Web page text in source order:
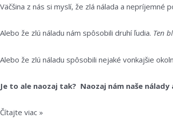
Väčšina z nás si myslí, že zlá nálada a nepríjemné
Alebo že zlú náladu nám spôsobili druhí ľudia. Ten
Alebo že zlú náladu spôsobili nejaké vonkajšie
Je to ale naozaj tak? Naozaj nám naše
Čítajte viac »